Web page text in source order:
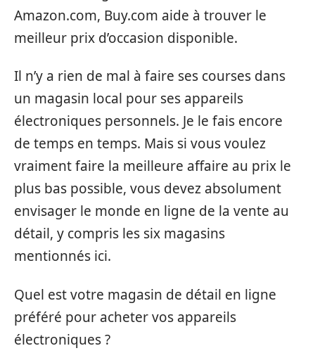
Amazon.com, Buy.com aide à trouver le
meilleur prix d’occasion disponible.
Il n’y a rien de mal à faire ses courses dans
un magasin local pour ses appareils
électroniques personnels. Je le fais encore
de temps en temps. Mais si vous voulez
vraiment faire la meilleure affaire au prix le
plus bas possible, vous devez absolument
envisager le monde en ligne de la vente au
détail, y compris les six magasins
mentionnés ici.
Quel est votre magasin de détail en ligne
préféré pour acheter vos appareils
électroniques ?